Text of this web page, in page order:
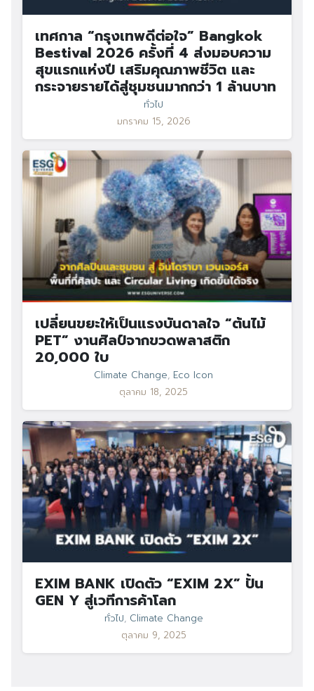
เทศกาล “กรุงเทพดีต่อใจ” Bangkok
Bestival 2026 ครั้งที่ 4 ส่งมอบความ
สุขแรกแห่งปี เสริมคุณภาพชีวิต และ
กระจายรายได้สู่ชุมชนมากกว่า 1 ล้านบาท
ทั่วไป
มกราคม 15, 2026
เปลี่ยนขยะให้เป็นแรงบันดาลใจ “ต้นไม้
PET” งานศิลป์จากขวดพลาสติก
20,000 ใบ
Climate Change, Eco Icon
ตุลาคม 18, 2025
EXIM BANK เปิดตัว “EXIM 2X” ปั้น
GEN Y สู่เวทีการค้าโลก
ทั่วไป, Climate Change
ตุลาคม 9, 2025